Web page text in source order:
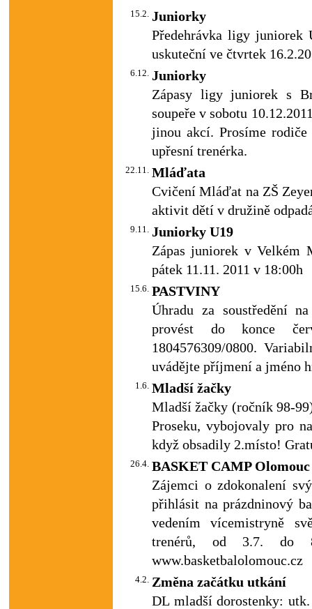
15.2. Juniorky
Předehrávka ligy
uskuteční ve čtvrtek
6.12. Juniorky
Zápasy ligy juniorek s
soupeře v sobotu
jinou akcí. Prosíme
upřesní trenérka.
22.11. Mláďata
Cvičení Mláďat na ZŠ
aktivit dětí v družině
9.11. Juniorky U19
Zápas juniorek v Velkém
pátek 11.11. 2011 v 18:00h
15.6. PASTVINY
Úhradu za soustředění
provést do konce
1804576309/0800.
uvádějte příjmení a jméno
1.6. Mladší žačky
Mladší žačky (ročník 98-
Proseku, vybojovaly pro
když obsadily 2.místo!
26.4. BASKET CAMP Olomouc
Zájemci o zdokonalení
přihlásit na prázdninový
vedením vícemistryně
trenérů, od 3.7. do
www.basketbalolomouc.cz
4.2. Změna začátku utkání
DL mladší dorostenky: